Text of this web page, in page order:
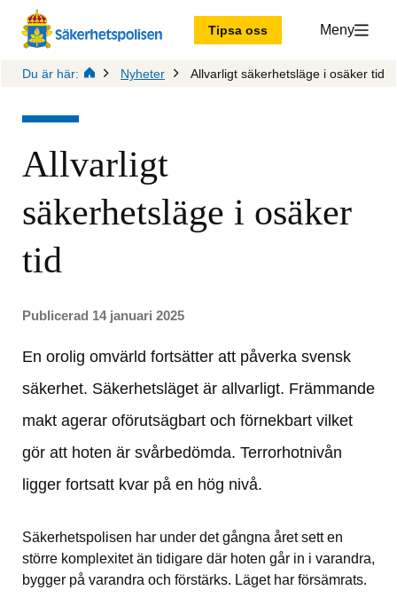
Tipsa oss Meny
Du är här: Nyheter Allvarligt säkerhetsläge i osäker tid
Allvarligt
säkerhetsläge i osäker
tid
Publicerad 14 januari 2025
En orolig omvärld fortsätter att påverka svensk
säkerhet. Säkerhetsläget är allvarligt. Främmande
makt agerar oförutsägbart och förnekbart vilket
gör att hoten är svårbedömda. Terrorhotnivån
ligger fortsatt kvar på en hög nivå.
Säkerhetspolisen har under det gångna året sett en
större komplexitet än tidigare där hoten går in i varandra,
bygger på varandra och förstärks. Läget har försämrats.